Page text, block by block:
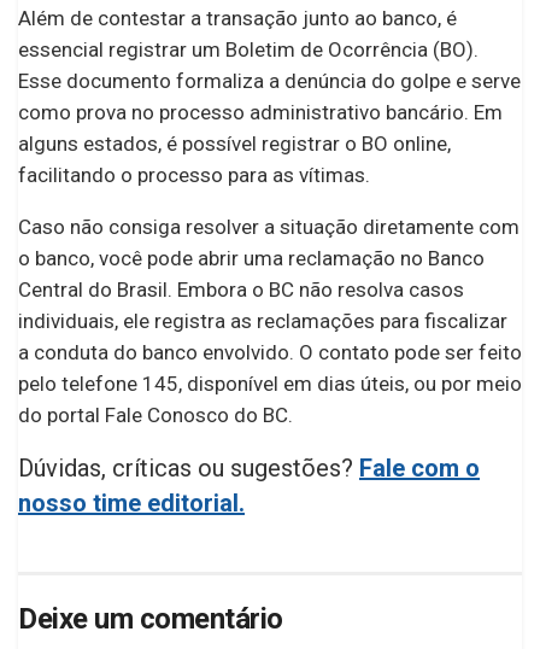
Além de contestar a transação junto ao banco, é
essencial registrar um Boletim de Ocorrência (BO).
Esse documento formaliza a denúncia do golpe e serve
como prova no processo administrativo bancário. Em
alguns estados, é possível registrar o BO online,
facilitando o processo para as vítimas.
Caso não consiga resolver a situação diretamente com
o banco, você pode abrir uma reclamação no Banco
Central do Brasil. Embora o BC não resolva casos
individuais, ele registra as reclamações para fiscalizar
a conduta do banco envolvido. O contato pode ser feito
pelo telefone 145, disponível em dias úteis, ou por meio
do portal Fale Conosco do BC.
Dúvidas, críticas ou sugestões? Fale com o
nosso time editorial.
Deixe um comentário